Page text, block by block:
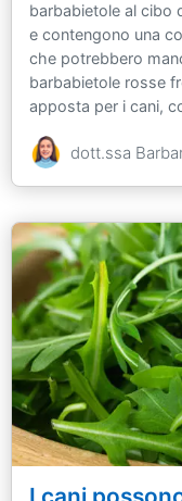
barbabietole al cibo
e contengono una
che potrebbero
barbabietole rosse
apposta per i cani,
dott.ssa